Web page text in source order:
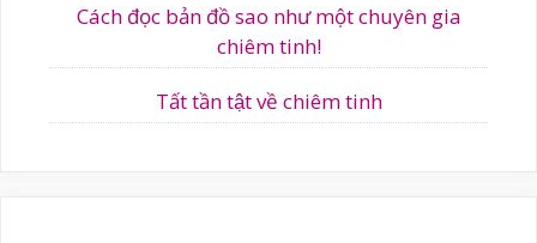
Cách đọc bản đồ sao như một chuyên gia
chiêm tinh!
Tất tần tật về chiêm tinh